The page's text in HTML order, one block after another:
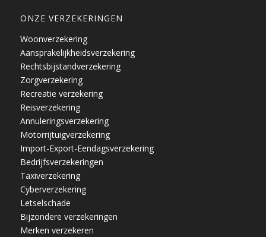
ONZE VERZEKERINGEN
Woonverzekering
Aansprakelijkheidsverzekering
Rechtsbijstandverzekering
Zorgverzekering
Recreatie verzekering
Reisverzekering
Annuleringsverzekering
Motorrijtuigverzekering
Import-Export-Eendagsverzekering
Bedrijfsverzekeringen
Taxiverzekering
Cyberverzekering
Letselschade
Bijzondere verzekeringen
Merken verzekeren